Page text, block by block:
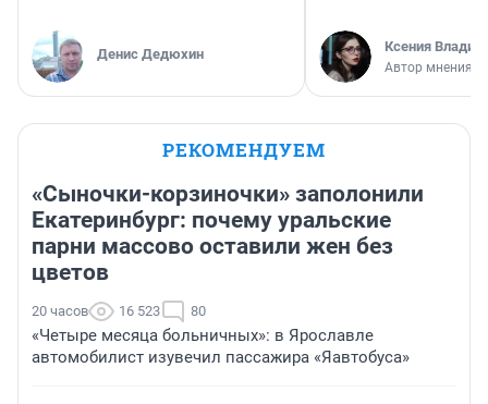
Денис Дедюхин Ксения
Автор мнения
РЕКОМЕНДУЕМ
«Сыночки-корзиночки» заполонили
Екатеринбург: почему уральские
парни массово оставили жен без
цветов
20 часов 16 523 80
«Четыре месяца больничных»: в Ярославле
автомобилист изувечил пассажира «Яавтобуса»